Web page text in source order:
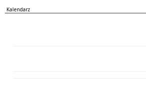
Kalendarz